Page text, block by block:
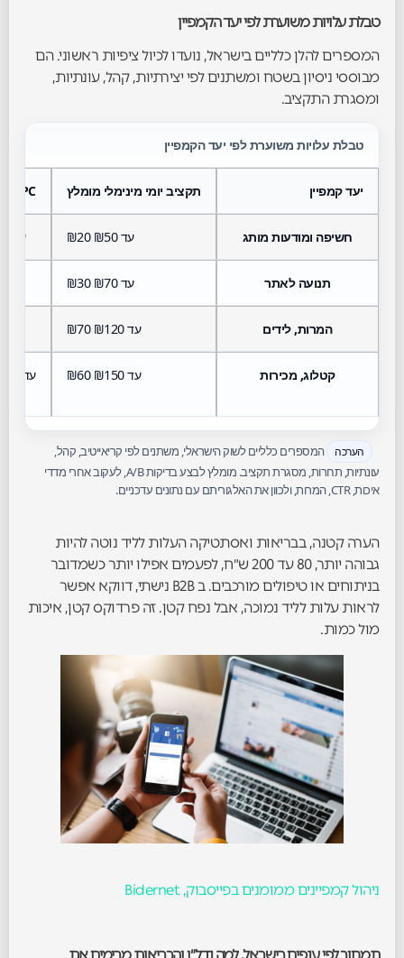
טבלת עלויות משוערת לפי יעד הקמפיין
המספרים להלן כלליים בישראל, נועדו לכיול ציפיות ראשוני. הם
מבוססי ניסיון בשטח ומשתנים לפי יצירתיות, קהל, עונתיות,
ומסגרת התקציב.
טבלת עלויות משוערת לפי יעד הקמפיין
יעד קמפיין תקציב יומי מינימלי מומלץ CPC טיפוסי
חשיפה ומודעות מותג ₪20 עד ₪50 ₪1 עד ₪2.5
תנועה לאתר ₪30 עד ₪70
המרות, לידים ₪70 עד ₪120
קטלוג, מכירות ₪60 עד ₪150 ₪1.5 עד ₪3.5
הערכה
המספרים כלליים לשוק הישראלי, משתנים לפי קריאייטיב, קהל,
עונתיות, תחרות, מסגרת תקציב. מומלץ לבצע בדיקות A/B, לעקוב אחרי מדדי
איכות, CTR, המרות, ולכוון את האלגוריתם עם נתונים עדכניים.
הערה קטנה, בבריאות ואסתטיקה העלות לליד נוטה להיות
גבוהה יותר, 80 עד 200 ש״ח, לפעמים אפילו יותר כשמדובר
בניתוחים או טיפולים מורכבים. ב B2B נישתי, דווקא אפשר
לראות עלות לליד נמוכה, אבל נפח קטן. זה פרדוקס קטן, איכות
מול כמות.
ניהול קמפיינים ממומנים בפייסבוק, Bidernet